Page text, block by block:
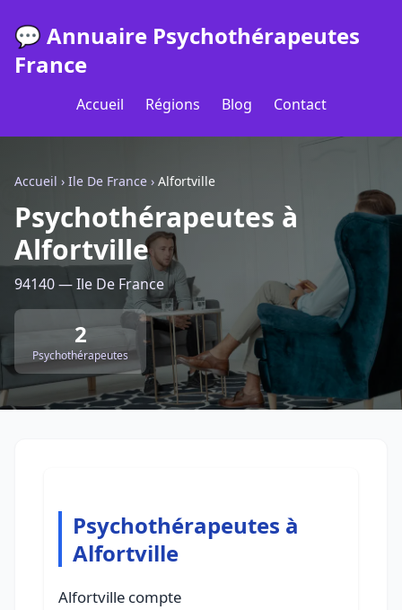
💬 Annuaire Psychothérapeutes
France
Accueil Régions Blog Contact
Accueil › Ile De France › Alfortville
Psychothérapeutes à
Alfortville
94140 — Ile De France
2
Psychothérapeutes
Psychothérapeutes à
Alfortville
Alfortville compte